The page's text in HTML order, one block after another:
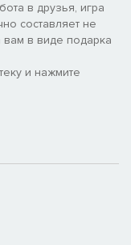
в друзья, игра
составляет не
вам в виде подарка
и нажмите